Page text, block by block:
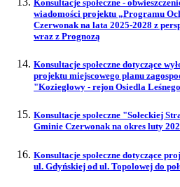
Konsultacje społeczne -
wiadomości projektu „Programu
Czerwonak na lata 2025-2028 z
wraz z Prognozą
Konsultacje społeczne dotyczące
projektu miejscowego planu
"Koziegłowy - rejon Osiedla
Konsultacje społeczne "Sołeckiej
Gminie Czerwonak na okres luty
Konsultacje społeczne dotyczące
ul. Gdyńskiej od ul. Topolowej do